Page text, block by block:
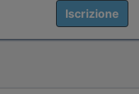
Iscrizione